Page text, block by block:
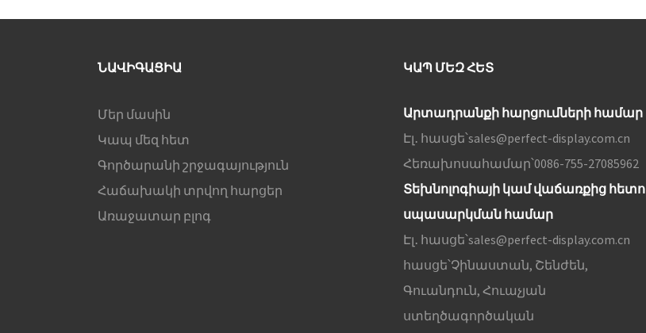
ՆԱՎԻԳԱՑԻԱ
Մեր մասին
Կապ մեզ հետ
Գործարանի շրջագայություն
Հաճախակի տրվող հարցեր
Առաջատար բլոգ
ԿԱՊ ՄԵԶ ՀԵՏ
Արտադրանքի հարցումների համար
Էլ․ հասցե՝sales@perfect-display.com.cn
Հեռախոսահամար՝0086-755-27085962
Տեխնոլոգիայի կամ վաճառքից հետո
սպասարկման համար
Էլ․ հասցե՝sales@perfect-display.com.cn
հասցե՝Չինաստան, Շենժեն,
Գուանդուն, Հուաչյան
ստեղծագործական